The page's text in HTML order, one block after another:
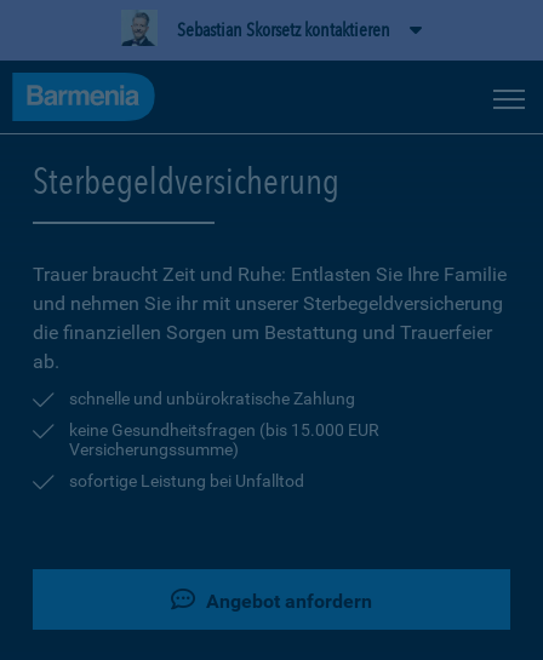
Sebastian Skorsetz kontaktieren
Sterbegeldversicherung
Trauer braucht Zeit und Ruhe: Entlasten Sie Ihre Familie
und nehmen Sie ihr mit unserer Sterbegeldversicherung
die finanziellen Sorgen um Bestattung und Trauerfeier
ab.
schnelle und unbürokratische Zahlung
keine Gesundheitsfragen (bis 15.000 EUR
Versicherungssumme)
sofortige Leistung bei Unfalltod
Angebot anfordern